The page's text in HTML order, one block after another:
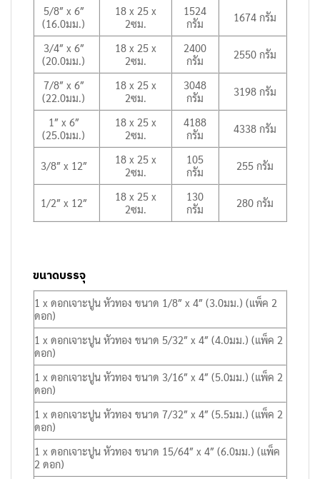
5/8″ x 6″
(16.0มม.)
18 x 25 x
2ซม.
1524
กรัม
1674 กรัม
3/4″ x 6″
(20.0มม.)
18 x 25 x
2ซม.
2400
กรัม
2550 กรัม
7/8″ x 6″
(22.0มม.)
18 x 25 x
2ซม.
3048
กรัม
3198 กรัม
1″ x 6″
(25.0มม.)
18 x 25 x
2ซม.
4188
กรัม
4338 กรัม
3/8″ x 12″
18 x 25 x
2ซม.
105
กรัม
255 กรัม
1/2″ x 12″
18 x 25 x
2ซม.
130
กรัม
280 กรัม
ขนาดบรรจุ
1 x ดอกเจาะปูน หัวทอง ขนาด 1/8″ x 4″ (3.0มม.) (แพ็ค 2
ดอก)
1 x ดอกเจาะปูน หัวทอง ขนาด 5/32″ x 4″ (4.0มม.) (แพ็ค 2
ดอก)
1 x ดอกเจาะปูน หัวทอง ขนาด 3/16″ x 4″ (5.0มม.) (แพ็ค 2
ดอก)
1 x ดอกเจาะปูน หัวทอง ขนาด 7/32″ x 4″ (5.5มม.) (แพ็ค 2
ดอก)
1 x ดอกเจาะปูน หัวทอง ขนาด 15/64″ x 4″ (6.0มม.) (แพ็ค
2 ดอก)